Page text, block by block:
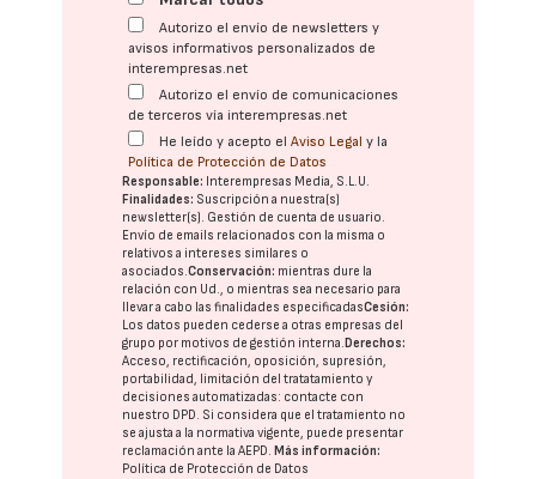
Autorizo el envío de newsletters y
avisos informativos personalizados de
interempresas.net
Autorizo el envío de comunicaciones
de terceros vía interempresas.net
He leído y acepto elAviso Legal y la
Política de Protección de Datos
Responsable: Interempresas Media, S.L.U.
Finalidades: Suscripción a nuestra(s)
newsletter(s). Gestión de cuenta de usuario.
Envío de emails relacionados con la misma o
relativos a intereses similares o
asociados.Conservación: mientras dure la
relación con Ud., o mientras sea necesario para
llevar a cabo las finalidades especificadasCesión:
Los datos pueden cederse a otras empresas del
grupo por motivos de gestión interna. Derechos:
Acceso, rectificación, oposición, supresión,
portabilidad, limitación del tratatamiento y
decisiones automatizadas: contacte con
nuestro DPD. Si considera que el tratamiento no
se ajusta a la normativa vigente, puede presentar
reclamación ante laAEPD. Más información:
Política de Protección de Datos